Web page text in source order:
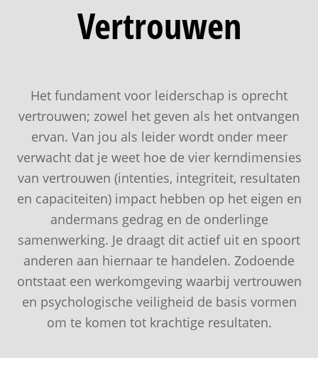
Vertrouwen
Het fundament voor leiderschap is oprecht
vertrouwen; zowel het geven als het ontvangen
ervan. Van jou als leider wordt onder meer
verwacht dat je weet hoe de vier kerndimensies
van vertrouwen (intenties, integriteit, resultaten
en capaciteiten) impact hebben op het eigen en
andermans gedrag en de onderlinge
samenwerking. Je draagt dit actief uit en spoort
anderen aan hiernaar te handelen. Zodoende
ontstaat een werkomgeving waarbij vertrouwen
en psychologische veiligheid de basis vormen
om te komen tot krachtige resultaten.